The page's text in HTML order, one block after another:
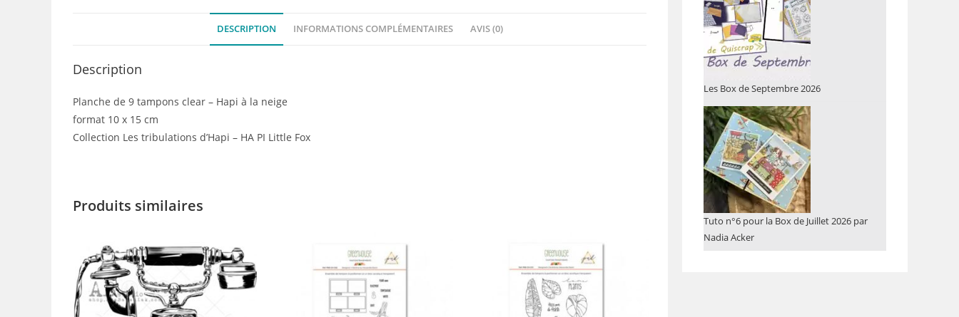
Little
DESCRIPTION INFORMATIONS COMPLÉMENTAIRES AVIS (0)
Description
Planche de 9 tampons clear – Hapi à la neige
format 10 x 15 cm
Collection Les tribulations d’Hapi – HA PI Little Fox
Produits similaires
Les Box de Septembre 2026
Tuto n°6 pour la Box de Juillet 2026 par
Nadia Acker